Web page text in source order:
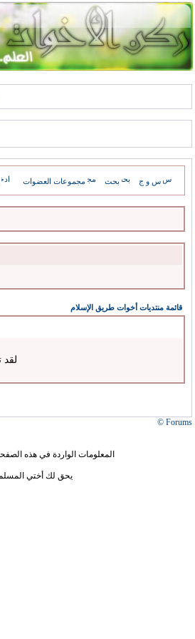
س و ج بحث مجموعات العضوات
قائمة منتديات أخوات طريق الإسلام
لقد
Forums ©
المعلومات الواردة في هذه
يحق لك أختي